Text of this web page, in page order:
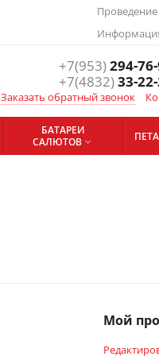
+7(953)294-
+7(4832)33-
Заказать обратный звонок
БАТАРЕИ
САЛЮТОВ
Мой